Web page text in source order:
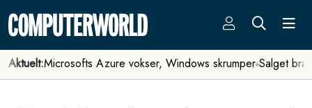
Aktuelt:Microsofts Azure vokser, Windows skrumper Salget